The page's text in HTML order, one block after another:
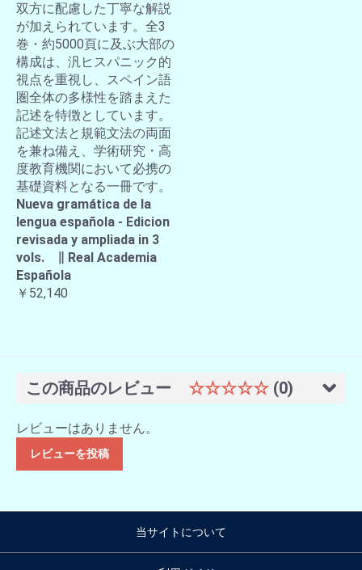
双方に配慮した丁寧な解説
が加えられています。全3
巻・約5000頁に及ぶ大部の
構成は、汎ヒスパニック的
視点を重視し、スペイン語
圏全体の多様性を踏まえた
記述を特徴としています。
記述文法と規範文法の両面
を兼ね備え、学術研究・高
度教育機関において必携の
基礎資料となる一冊です。
Nueva gramática de la
lengua española - Edicion
revisada y ampliada in 3
vols. ∥ Real Academia
Española
￥52,140
この商品のレビュー ☆☆☆☆☆ (0)
レビューはありません。
レビューを投稿
当サイトについて